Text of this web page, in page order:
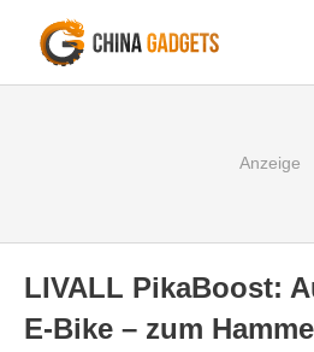
LIVALL PikaBoost:
E-Bike – zum